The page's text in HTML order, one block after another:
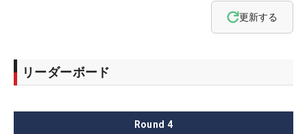
更新する
リーダーボード
Round 4